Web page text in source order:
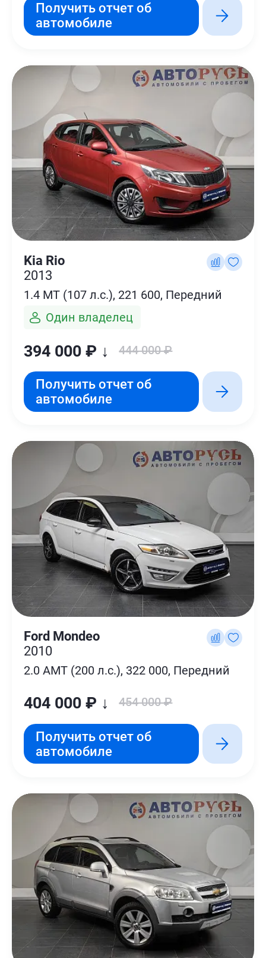
Получить отчет об
автомобиле
Kia Rio
2013
1.4 MT (107 л.с.), 221 600, Передний
Один владелец
394 000 ₽ ↓ 444 000 ₽
Получить отчет об
автомобиле
Ford Mondeo
2010
2.0 AMT (200 л.с.), 322 000, Передний
404 000 ₽ ↓ 454 000 ₽
Получить отчет об
автомобиле